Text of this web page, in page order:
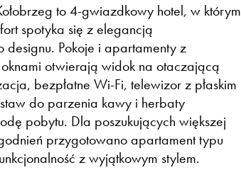
to 4-gwiazdkowy hotel, w którym
spotyka się z elegancją
designu. Pokoje i apartamenty z
otwierają widok na otaczającą
bezpłatne Wi-Fi, telewizor z płaskim
do parzenia kawy i herbaty
pobytu. Dla poszukujących większej
przygotowano apartament typu
z wyjątkowym stylem.